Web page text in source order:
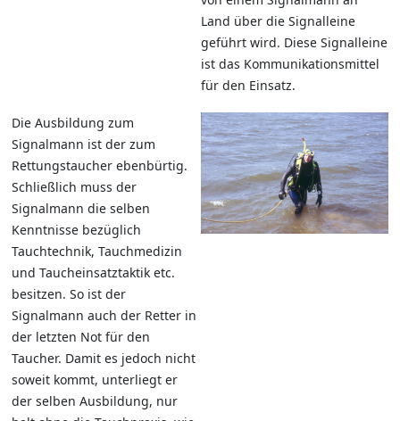
Land über die Signalleine
geführt wird. Diese Signalleine
ist das Kommunikationsmittel
für den Einsatz.
Die Ausbildung zum
Signalmann ist der zum
Rettungstaucher ebenbürtig.
Schließlich muss der
Signalmann die selben
Kenntnisse bezüglich
Tauchtechnik, Tauchmedizin
und Taucheinsatztaktik etc.
besitzen. So ist der
Signalmann auch der Retter in
der letzten Not für den
Taucher. Damit es jedoch nicht
soweit kommt, unterliegt er
der selben Ausbildung, nur